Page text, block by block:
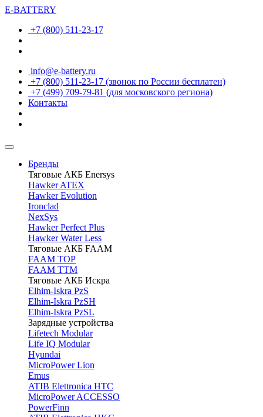
E-BATTERY
+7 (800) 511-23-17
info@e-battery.ru
+7 (800) 511-23-17 (звонок по России бесплатен)
+7 (499) 709-79-81 (для московского региона)
Контакты
Бренды
Тяговые АКБ Enersys
Hawker ATEX
Hawker Evolution
Ironclad
NexSys
Hawker Perfect Plus
Hawker Water Less
Тяговые АКБ FAAM
FAAM TOP
FAAM TTM
Тяговые АКБ Искра
Elhim-Iskra PzS
Elhim-Iskra PzSH
Elhim-Iskra PzSL
Зарядные устройства
Lifetech Modular
Life IQ Modular
Hyundai
MicroPower Lion
Emus
ATIB Elettronica HTC
MicroPower ACCESSO
PowerFinn